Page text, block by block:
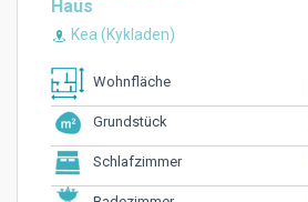
Haus
Kea (Kykladen)
Wohnfläche
Grundstück
Schlafzimmer